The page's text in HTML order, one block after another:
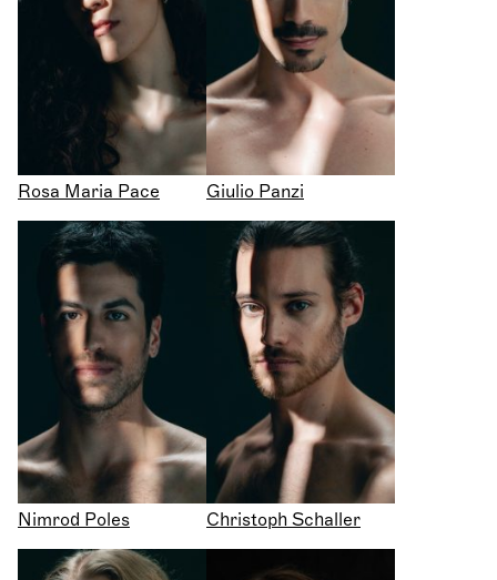
Rosa Maria Pace Giulio Panzi
Nimrod Poles Christoph Schaller